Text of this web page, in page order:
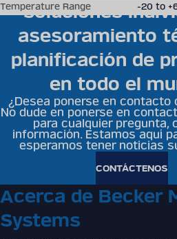
Temperature Range
-20 to
soluciones
asesoramiento
planificación de
en todo el
¿Desea ponerse en contacto
No dude en ponerse en
para cualquier pregunta,
información. Estamos aquí
esperamos tener noticias
CONTÁCTENOS
Acerca de Becker
Systems